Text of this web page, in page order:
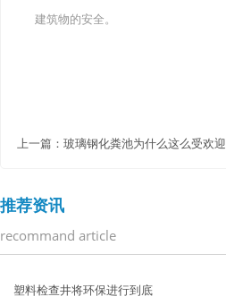
建筑物的安全。
上一篇： 玻璃钢化粪池为什么这么受欢迎
推荐资讯
recommand article
塑料检查井将环保进行到底